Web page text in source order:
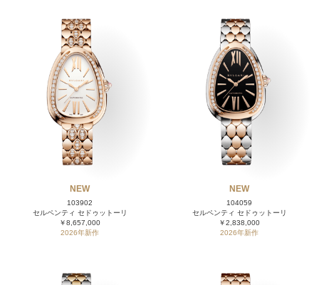
NEW
103902
セルペンティ セドゥットーリ
￥8,657,000
2026年新作
NEW
104059
セルペンティ セドゥットーリ
￥2,838,000
2026年新作